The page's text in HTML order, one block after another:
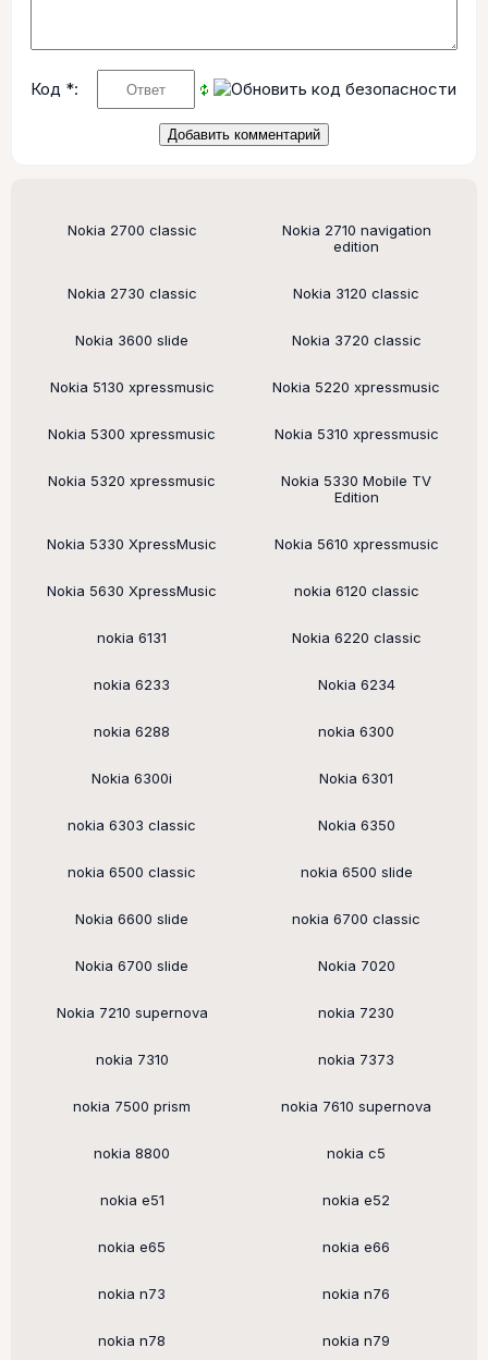
Код *:
Поддерживаемые модели
Nokia 2700 classic
Nokia 2710 navigation
edition
Nokia 2730 classic Nokia 3120 classic
Nokia 3600 slide Nokia 3720 classic
Nokia 5130 xpressmusic Nokia 5220 xpressmusic
Nokia 5300 xpressmusic Nokia 5310 xpressmusic
Nokia 5320 xpressmusic
Nokia 5330 Mobile TV
Edition
Nokia 5330 XpressMusic Nokia 5610 xpressmusic
Nokia 5630 XpressMusic nokia 6120 classic
nokia 6131 Nokia 6220 classic
nokia 6233 Nokia 6234
nokia 6288 nokia 6300
Nokia 6300i Nokia 6301
nokia 6303 classic Nokia 6350
nokia 6500 classic nokia 6500 slide
Nokia 6600 slide nokia 6700 classic
Nokia 6700 slide Nokia 7020
Nokia 7210 supernova nokia 7230
nokia 7310 nokia 7373
nokia 7500 prism nokia 7610 supernova
nokia 8800 nokia c5
nokia e51 nokia e52
nokia e65 nokia e66
nokia n73 nokia n76
nokia n78 nokia n79